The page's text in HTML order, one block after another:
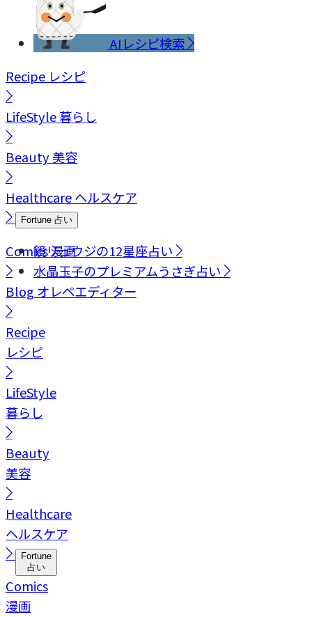
AIレシピ検索
Recipe レシピ
LifeStyle暮らし
Beauty美容
Healthcareヘルスケア
Fortune 占い
鏡リュウジの12星座占い
水晶玉子のプレミアムうさぎ占い
Comics漫画
Blog オレペエディター
Recipe
レシピ
LifeStyle
暮らし
Beauty
美容
Healthcare
ヘルスケア
Fortune
占い
Comics
漫画